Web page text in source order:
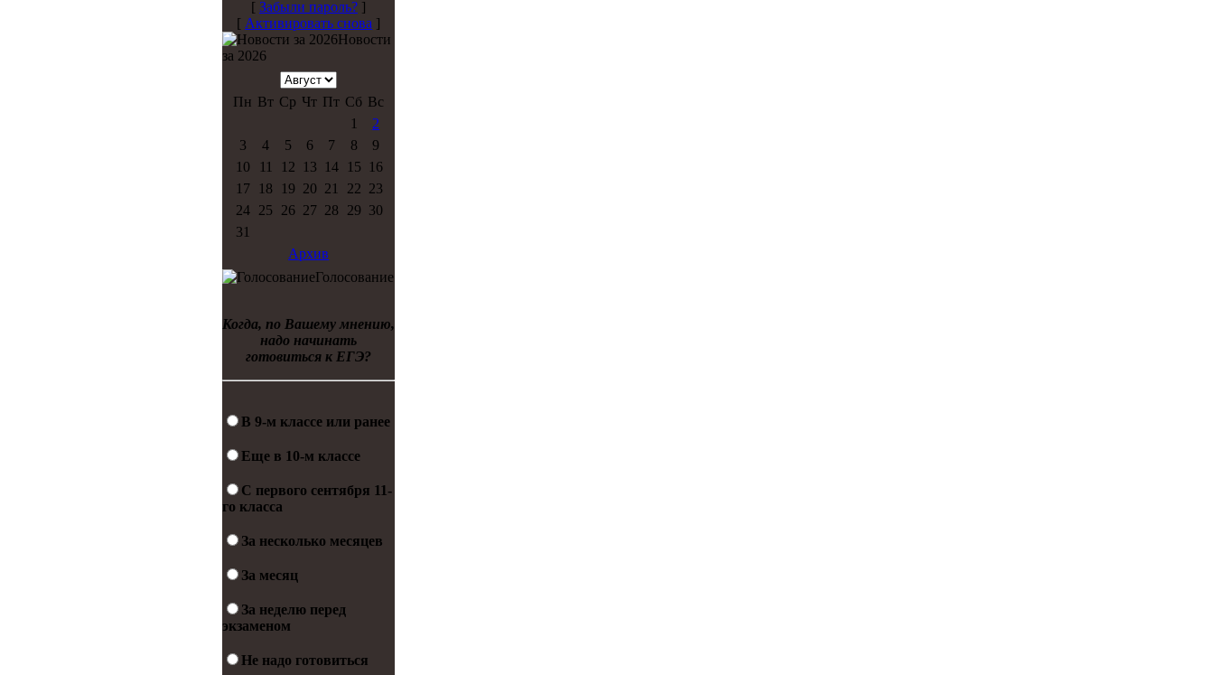
[ Забыли пароль? ]
[ Активировать снова ]
Новости
за 2026
Пн Вт Ср Чт Пт Сб Вс
1
2
3
4 5 6 7 8
9
10
11 12 13 14 15
16
17
18 19 20 21 22 23
24
25 26 27 28 29 30
31
Архив
Голосование
Когда, по Вашему мнению,
надо начинать
готовиться к ЕГЭ?
В 9-м классе или ранее
Еще в 10-м классе
С первого сентября 11-
го класса
За несколько месяцев
За месяц
За неделю перед
экзаменом
Не надо готовиться